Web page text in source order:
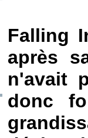
Falling
après
n'avait
donc